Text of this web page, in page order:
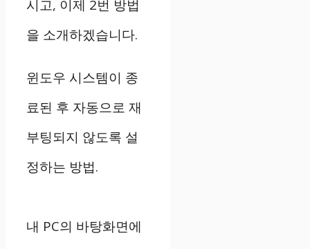
시고, 이제 2번 방법
을 소개하겠습니다.
윈도우 시스템이 종
료된 후 자동으로 재
부팅되지 않도록 설
정하는 방법.
내 PC의 바탕화면에